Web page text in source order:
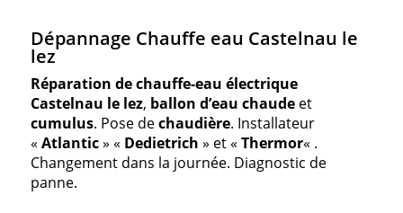
Dépannage Chauffe eau Castelnau le
lez
Réparation de chauffe-eau électrique
Castelnau le lez, ballon d’eau chaudeet
cumulus. Pose dechaudière. Installateur
« Atlantic» « Dedietrich » et « Thermor« .
Changement dans la journée. Diagnostic de
panne.